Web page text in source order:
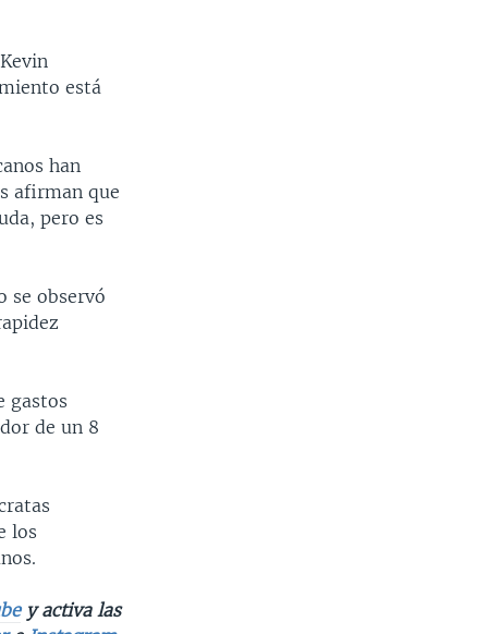
está
han
afirman que
pero es
se observó
gastos
de un 8
los
y activa las